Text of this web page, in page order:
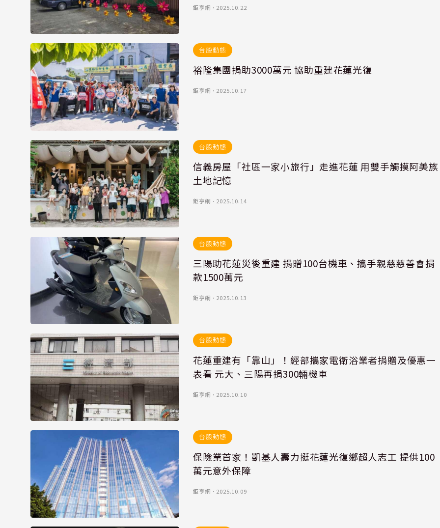
鉅亨網 ． 2025.10.22
台股動態
裕隆集團捐助3000萬元 協助重建花蓮光復
鉅亨網 ． 2025.10.17
台股動態
信義房屋「社區一家小旅行」走進花蓮 用雙手觸摸阿美族
土地記憶
鉅亨網 ． 2025.10.14
台股動態
三陽助花蓮災後重建 捐贈100台機車、攜手親慈慈善會捐
款1500萬元
鉅亨網 ． 2025.10.13
台股動態
花蓮重建有「靠山」！經部攜家電衛浴業者捐贈及優惠一
表看 元大、三陽再捐300輛機車
鉅亨網 ． 2025.10.10
台股動態
保險業首家！凱基人壽力挺花蓮光復鄉超人志工 提供100
萬元意外保障
鉅亨網 ． 2025.10.09